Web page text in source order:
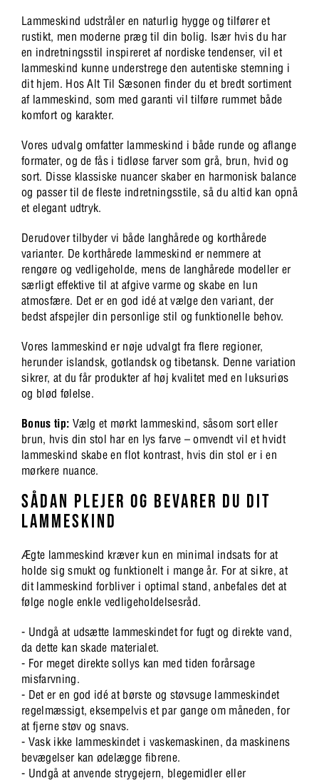
Lammeskind udstråler en naturlig hygge og tilfører et
rustikt, men moderne præg til din bolig. Især hvis du har
en indretningsstil inspireret af nordiske tendenser, vil et
lammeskind kunne understrege den autentiske stemning i
dit hjem. Hos Alt Til Sæsonen finder du et bredt sortiment
af lammeskind, som med garanti vil tilføre rummet både
komfort og karakter.
Vores udvalg omfatter lammeskind i både runde og aflange
formater, og de fås i tidløse farver som grå, brun, hvid og
sort. Disse klassiske nuancer skaber en harmonisk balance
og passer til de fleste indretningsstile, så du altid kan opnå
et elegant udtryk.
Derudover tilbyder vi både langhårede og korthårede
varianter. De korthårede lammeskind er nemmere at
rengøre og vedligeholde, mens de langhårede modeller er
særligt effektive til at afgive varme og skabe en lun
atmosfære. Det er en god idé at vælge den variant, der
bedst afspejler din personlige stil og funktionelle behov.
Vores lammeskind er nøje udvalgt fra flere regioner,
herunder islandsk, gotlandsk og tibetansk. Denne variation
sikrer, at du får produkter af høj kvalitet med en luksuriøs
og blød følelse.
Bonus tip: Vælg et mørkt lammeskind, såsom sort eller
brun, hvis din stol har en lys farve – omvendt vil et hvidt
lammeskind skabe en flot kontrast, hvis din stol er i en
mørkere nuance.
SÅDAN PLEJER OG BEVARER DU DIT
LAMMESKIND
Ægte lammeskind kræver kun en minimal indsats for at
holde sig smukt og funktionelt i mange år. For at sikre, at
dit lammeskind forbliver i optimal stand, anbefales det at
følge nogle enkle vedligeholdelsesråd.
- Undgå at udsætte lammeskindet for fugt og direkte vand,
da dette kan skade materialet.
- For meget direkte sollys kan med tiden forårsage
misfarvning.
- Det er en god idé at børste og støvsuge lammeskindet
regelmæssigt, eksempelvis et par gange om måneden, for
at fjerne støv og snavs.
- Vask ikke lammeskindet i vaskemaskinen, da maskinens
bevægelser kan ødelægge fibrene.
- Undgå at anvende strygejern, blegemidler eller